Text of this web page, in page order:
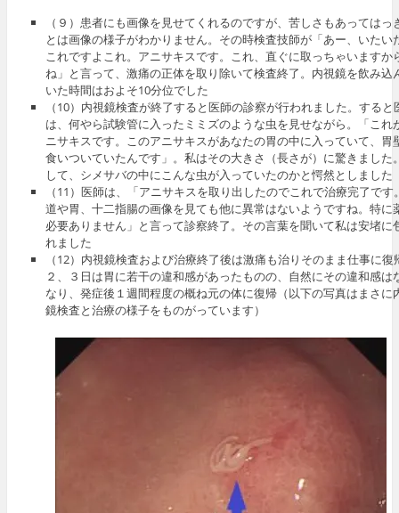
（９）患者にも画像を見せてくれるのですが、苦しさもあってはっ
とは画像の様子がわかりません。その時検査技師が「あー、いたい
これですよこれ。アニサキスです。これ、直ぐに取っちゃいますか
ね」と言って、激痛の正体を取り除いて検査終了。内視鏡を飲み込
いた時間はおよそ10分位でした
（10）内視鏡検査が終了すると医師の診察が行われました。すると
は、何やら試験管に入ったミミズのような虫を見せながら。「これ
ニサキスです。このアニサキスがあなたの胃の中に入っていて、胃
食いついていたんです」。私はその大きさ（長さが）に驚きました
して、シメサバの中にこんな虫が入っていたのかと愕然としました
（11）医師は、「アニサキスを取り出したのでこれで治療完了です
道や胃、十二指腸の画像を見ても他に異常はないようですね。特に
必要ありません」と言って診察終了。その言葉を聞いて私は安堵に
れました
（12）内視鏡検査および治療終了後は激痛も治りそのまま仕事に復
２、３日は胃に若干の違和感があったものの、自然にその違和感は
なり、発症後１週間程度の概ね元の体に復帰（以下の写真はまさに
鏡検査と治療の様子をものがっています）